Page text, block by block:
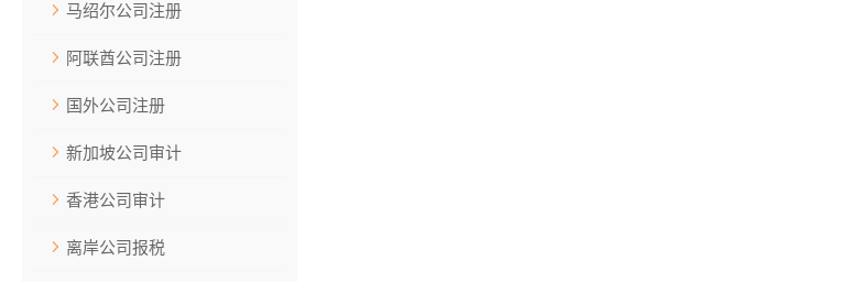
马绍尔公司注册
阿联酋公司注册
国外公司注册
新加坡公司审计
香港公司审计
离岸公司报税